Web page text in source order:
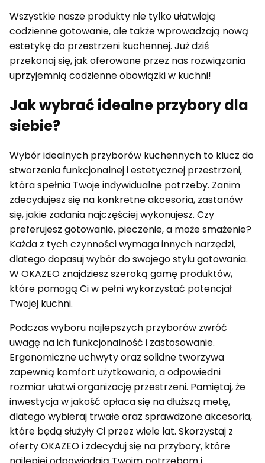
Wszystkie nasze produkty nie tylko ułatwiają
codzienne gotowanie, ale także wprowadzają nową
estetykę do przestrzeni kuchennej. Już dziś
przekonaj się, jak oferowane przez nas rozwiązania
uprzyjemnią codzienne obowiązki w kuchni!
Jak wybrać idealne przybory dla
siebie?
Wybór idealnych przyborów kuchennych to klucz do
stworzenia funkcjonalnej i estetycznej przestrzeni,
która spełnia Twoje indywidualne potrzeby. Zanim
zdecydujesz się na konkretne akcesoria, zastanów
się, jakie zadania najczęściej wykonujesz. Czy
preferujesz gotowanie, pieczenie, a może smażenie?
Każda z tych czynności wymaga innych narzędzi,
dlatego dopasuj wybór do swojego stylu gotowania.
W OKAZEO znajdziesz szeroką gamę produktów,
które pomogą Ci w pełni wykorzystać potencjał
Twojej kuchni.
Podczas wyboru najlepszych przyborów zwróć
uwagę na ich funkcjonalność i zastosowanie.
Ergonomiczne uchwyty oraz solidne tworzywa
zapewnią komfort użytkowania, a odpowiedni
rozmiar ułatwi organizację przestrzeni. Pamiętaj, że
inwestycja w jakość opłaca się na dłuższą metę,
dlatego wybieraj trwałe oraz sprawdzone akcesoria,
które będą służyły Ci przez wiele lat. Skorzystaj z
oferty OKAZEO i zdecyduj się na przybory, które